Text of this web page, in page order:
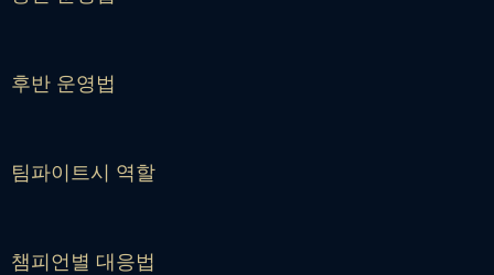
후반 운영법
팀파이트시 역할
챔피언별 대응법